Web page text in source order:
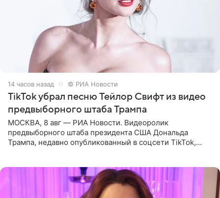
14 часов назад © РИА Новости
TikTok убрал песню Тейлор Свифт из видео
предвыборного штаба Трампа
МОСКВА, 8 авг — РИА Новости. Видеоролик
предвыборного штаба президента США Дональда
Трампа, недавно опубликованный в соцсети TikTok,